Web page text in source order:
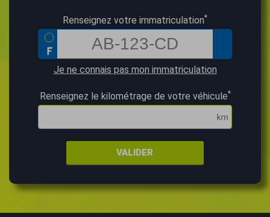
Renseignez votre immatriculation*
Je ne connais pas mon immatriculation
Renseignez le kilométrage de votre véhicule*
VALIDER